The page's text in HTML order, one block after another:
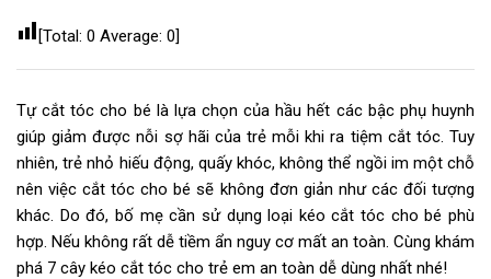
[Total: 0 Average: 0]
Tự cắt tóc cho bé là lựa chọn của hầu hết các bậc phụ huynh
giúp giảm được nỗi sợ hãi của trẻ mỗi khi ra tiệm cắt tóc. Tuy
nhiên, trẻ nhỏ hiếu động, quấy khóc, không thể ngồi im một chỗ
nên việc cắt tóc cho bé sẽ không đơn giản như các đối tượng
khác. Do đó, bố mẹ cần sử dụng loại kéo cắt tóc cho bé phù
hợp. Nếu không rất dễ tiềm ẩn nguy cơ mất an toàn. Cùng khám
phá 7 cây kéo cắt tóc cho trẻ em an toàn dễ dùng nhất nhé!